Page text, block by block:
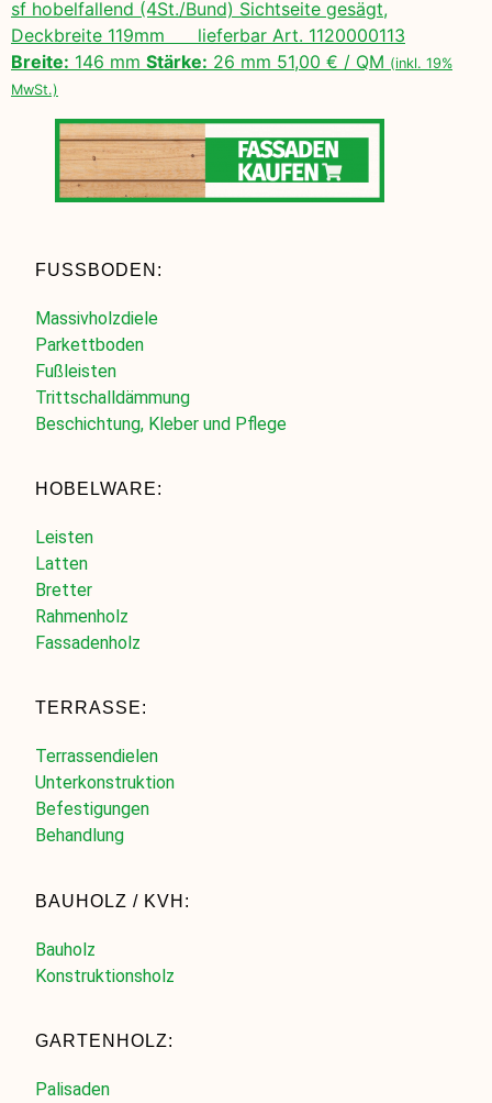
sf hobelfallend (4St./Bund) Sichtseite gesägt,
Deckbreite 119mm lieferbar Art. 1120000113
Breite: 146 mm Stärke: 26 mm 51,00 € / QM (inkl. 19%
MwSt.)
FUSSBODEN:
Massivholzdiele
Parkettboden
Fußleisten
Trittschalldämmung
Beschichtung, Kleber und Pflege
HOBELWARE:
Leisten
Latten
Bretter
Rahmenholz
Fassadenholz
TERRASSE:
Terrassendielen
Unterkonstruktion
Befestigungen
Behandlung
BAUHOLZ / KVH:
Bauholz
Konstruktionsholz
GARTENHOLZ:
Palisaden